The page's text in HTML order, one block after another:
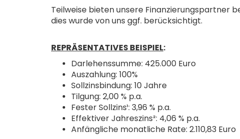
Teilweise bieten unsere Finanzierungspartner
dies wurde von uns ggf. berücksichtigt.
REPRÄSENTATIVES BEISPIEL:
Darlehenssumme: 425.000 Euro
Auszahlung: 100%
Sollzinsbindung: 10 Jahre
Tilgung: 2,00 % p.a.
Fester Sollzins¹: 3,96 % p.a.
Effektiver Jahreszins²: 4,06 % p.a.
Anfängliche monatliche Rate: 2.110,83 Euro